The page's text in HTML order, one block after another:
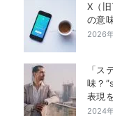
X（
の意
2026
「ス
味？
表現
2024